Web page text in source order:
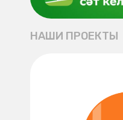
НАШИ ПРОЕКТЫ